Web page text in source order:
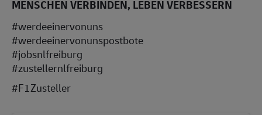
MENSCHEN VERBINDEN, LEBEN VERBESSERN
#werdeeinervonuns
#werdeeinervonunspostbote
#jobsnlfreiburg
#zustellernlfreiburg
#F1Zusteller